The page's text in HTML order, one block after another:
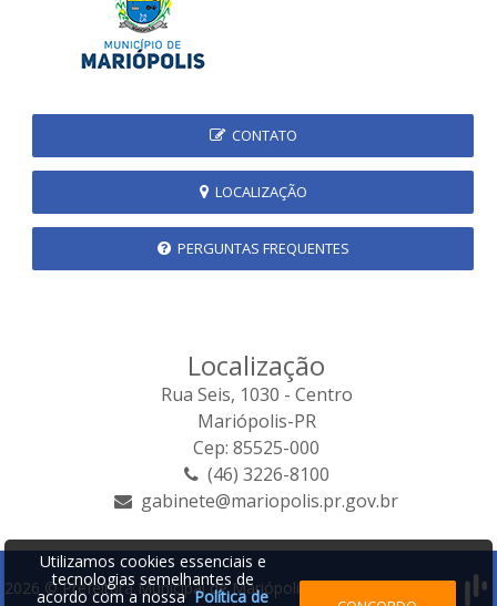
CONTATO
LOCALIZAÇÃO
PERGUNTAS FREQUENTES
Localização
Rua Seis, 1030 - Centro
Mariópolis-PR
Cep: 85525-000
(46) 3226-8100
gabinete@mariopolis.pr.gov.br
2026 © Prefeitura Municipal de Mariópolis | Desenvolvido por:
Utilizamos cookies essenciais e
tecnologias semelhantes de
acordo com a nossaPolítica de